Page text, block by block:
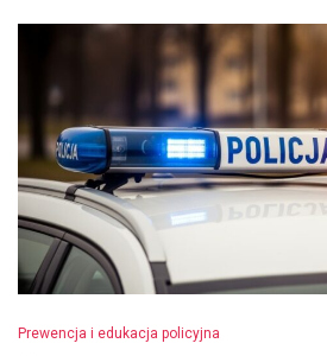
Prewencja i edukacja policyjna